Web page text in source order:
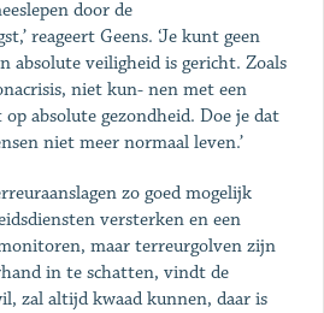
door de
reageert Geens. ‘Je kunt geen
absolute veiligheid is gericht. Zoals
niet kun- nen met een
absolute gezondheid. Doe je dat
niet meer normaal leven.’
zo goed mogelijk
versterken en een
maar terreurgolven zijn
in te schatten, vindt de
zal altijd kwaad kunnen, daar is